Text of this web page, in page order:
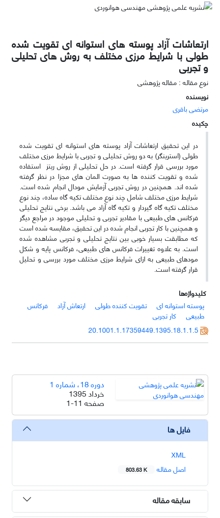
ارتعاشات آزاد پوسته های استوانه ای تقویت شده
طولی با شرایط مرزی مختلف به روش های تحلیلی
و تجربی
نوع مقاله : مقاله پژوهشی
نویسنده
مرتضی باقری
چکیده
در این تحقیق ارتعاشات آزاد پوسته­ های استوانه­ ای تقویت­ شده
طولی (استرینگر) به دو روش تحلیلی و تجربی با شرایط مرزی مختلف
مورد بررسی قرار گرفته است. در حل تحلیلی از روش ریتز استفاده
شده و تقویت کننده­ ها به­ صورت المان ­های مجزا در نظر گرفته
شده اند. همچنین در روش تجربی آزمایش مودال انجام شده است.
شرایط مرزی مختلف شامل چند نوع مختلف تکیه­ گاه ساده، چند نوع
مختلف تکیه­ گاه گیردار و تکیه ­گاه آزاد می ­باشد. برخی نتایج تحلیلی
فرکانس ­های طبیعی با مقادیر تجربی و تحلیلی موجود در مراجع دیگر
و همچنین با کار تجربی انجام شده در این تحقیق، مقایسه شده است
که مطابقت بسیار خوبی بین نتایج تحلیلی و تجربی مشاهده شده
است. به­ علاوه تغییرات فرکانس­ های طبیعی، فرکانس پایه و شکل
مودهای طبیعی به ازای شرایط مرزی مختلف مورد بررسی و تحلیل
قرار گرفته است.
کلیدواژه‌ها
پوسته استوانه ای
تقویت کننده طولی ارتعاش آزاد
فرکانس
طبیعی
کار تجربی
20.1001.1.17359449.1395.18.1.1.5
دوره 18، شماره 1
خرداد 1395
صفحه 1-11
فایل ها
XML
اصل مقاله
803.63 K
سابقه مقاله